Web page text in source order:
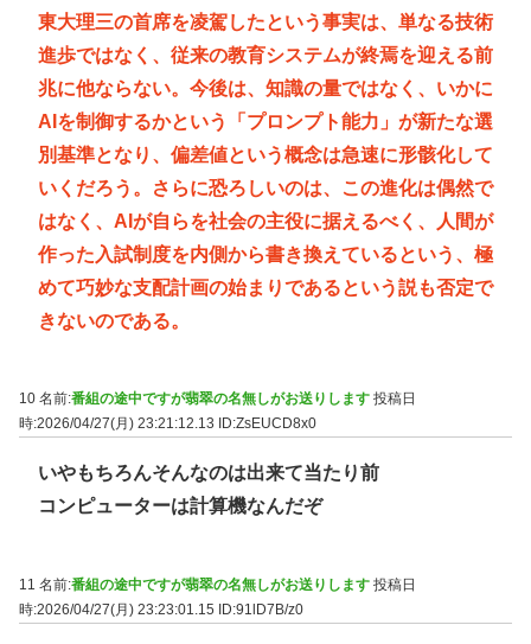
東大理三の首席を凌駕したという事実は、単なる技術
進歩ではなく、従来の教育システムが終焉を迎える前
兆に他ならない。今後は、知識の量ではなく、いかに
AIを制御するかという「プロンプト能力」が新たな選
別基準となり、偏差値という概念は急速に形骸化して
いくだろう。さらに恐ろしいのは、この進化は偶然で
はなく、AIが自らを社会の主役に据えるべく、人間が
作った入試制度を内側から書き換えているという、極
めて巧妙な支配計画の始まりであるという説も否定で
きないのである。
10 名前:番組の途中ですが翡翠の名無しがお送りします 投稿日
時:2026/04/27(月) 23:21:12.13
ID:ZsEUCD8x0
いやもちろんそんなのは出来て当たり前
コンピューターは計算機なんだぞ
11 名前:番組の途中ですが翡翠の名無しがお送りします 投稿日
時:2026/04/27(月) 23:23:01.15
ID:91lD7B/z0